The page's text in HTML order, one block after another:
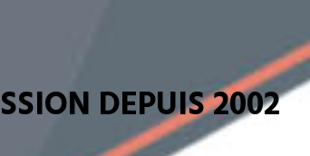
DEPUIS 2002